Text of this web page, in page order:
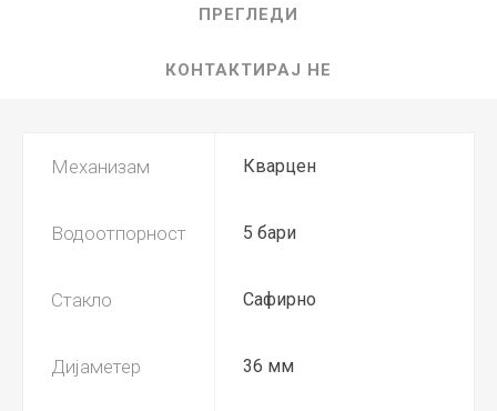
ПРЕГЛЕДИ
КОНТАКТИРАЈ НЕ
Механизам Кварцен
Водоотпорност 5 бари
Стакло Сафирно
Дијаметер 36 мм